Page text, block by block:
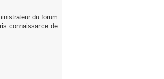
du forum
connaissance de